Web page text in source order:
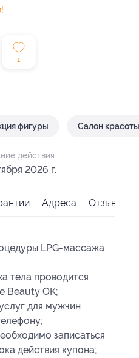
1
фигуры Салон красоты
действия
2026 г.
Адреса Отзывы
LPG-массажа
тела проводится
Beauty OK;
для мужчин
записаться
действия купона;